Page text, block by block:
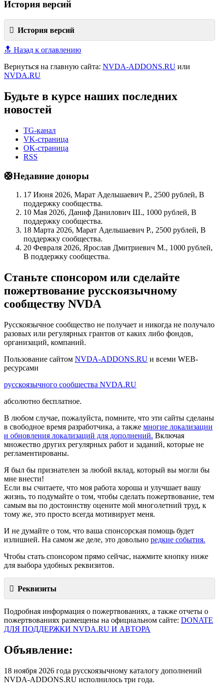
История версий
История версий
🔝 Назад к оглавлению
Вернуться на главную сайта: NVDA-ADDONS.RU или
NVDA.RU
Будьте в курсе наших последних
новостей
TG-канал
VK-страница
OK-страница
RSS
🛟Недавние доноры
17 Июня 2026, Марат Адельшаевич Р., 2500 рублей, В
поддержку сообщества.
10 Мая 2026, Даниф Данилович Ш., 1000 рублей, В
поддержку сообщества.
18 Марта 2026, Марат Адельшаевич Р., 2500 рублей, В
поддержку сообщества.
20 Февраля 2026, Ярослав Дмитриевич М., 1000 рублей,
В поддержку сообщества.
Станьте спонсором или сделайте
пожертвование русскоязычному
сообществу NVDA
Русскоязычное сообщество не получает и никогда не получало
разовых или регулярных грантов от каких либо фондов,
организаций, компаний.
Пользование сайтом NVDA-ADDONS.RU и всеми WEB-
ресурсами
русскоязычного сообщества NVDA.RU
абсолютно бесплатное.
В любом случае, пожалуйста, помните, что эти сайты сделаны
в свободное время разработчика, а также многие локализации
и обновления локализаций для дополнений. Включая
множество других регулярных работ и заданий, которые не
регламентированы.
Я был бы признателен за любой вклад, который вы могли бы
мне внести!
Если вы считаете, что моя работа хороша и улучшает вашу
жизнь, то подумайте о том, чтобы сделать пожертвование, тем
самым вы по достоинству оцените мой многолетний труд, к
тому же, это просто всегда мотивирует меня.
И не думайте о том, что ваша спонсорская помощь будет
излишней. На самом же деле, это довольно редкие события.
Чтобы стать спонсором прямо сейчас, нажмите кнопку ниже
для выбора удобных реквизитов.
Реквизиты
Подробная информация о пожертвованиях, а также отчеты о
пожертвованиях размещены на официальном сайте: DONATE
ДЛЯ ПОДДЕРЖКИ NVDA.RU И АВТОРА
Объявление:
18 ноября 2026 года русскоязычному каталогу дополнений
NVDA-ADDONS.RU исполнилось три года.